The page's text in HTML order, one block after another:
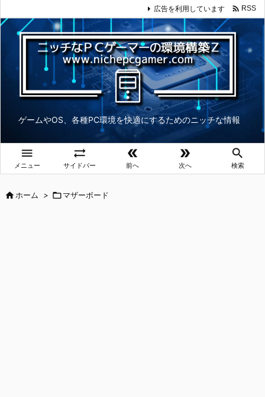
ゲームやOS、各種PC環境を快適にするためのニッチな情報

メニュー

サイドバー

前へ

次へ

検索
広告を利用しています  RSS
ホーム > マザーボード